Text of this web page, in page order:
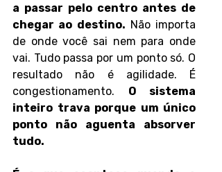
a passar pelo centro antes de
chegar ao destino. Não importa
de onde você sai nem para onde
vai. Tudo passa por um ponto só. O
resultado não é agilidade. É
congestionamento. O sistema
inteiro trava porque um único
ponto não aguenta absorver
tudo.